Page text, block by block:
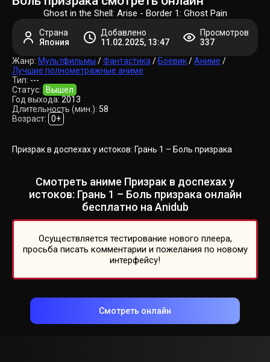
Ghost in the Shell: Arise - Border 1: Ghost Pain
Страна
Япония
Добавлено
11.02.2025, 13:47
Просмотров
337
Жанр: Мультфильмы /Фантастика / Боевик/Аниме /
Лучшие полнометражные аниме
Тип: ---
Статус:
Вышел
Год выхода: 2013
Длительность (мин.): 58
Возраст: 0+
Призрак в доспехах у истоков: Грань 1 – Боль призрака
Смотреть аниме Призрак в доспехах у
истоков: Грань 1 – Боль призрака онлайн
бесплатно на Anidub
Осуществляется тестирование нового плеера,
просьба писать комментарии и пожелания по новому
интерфейсу!
Смотреть онлайн